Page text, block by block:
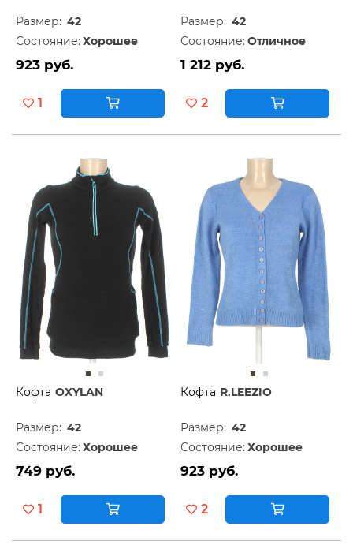
Размер: 42
Состояние: Хорошее
923 руб.
1
Размер: 42
Состояние: Отличное
1 212 руб.
2
Кофта OXYLAN
Размер: 42
Состояние: Хорошее
749 руб.
1
Кофта R.LEEZIO
Размер: 42
Состояние: Хорошее
923 руб.
2